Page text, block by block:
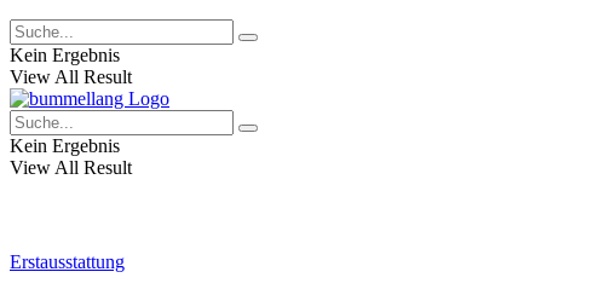
Kein Ergebnis
View All Result
Kein Ergebnis
View All Result
Erstausstattung